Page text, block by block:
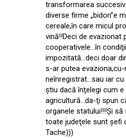
transformarea
diverse firme „bidon”e
cereale,în care micul
vină!!Deci de evazionat
cooperativele…în
impozitată…deci doar
s-ar putea
neînregistrat…sau iar cu
ştiu dacă înţelegi cum
agricultură…da-ţi spun
organele statului!!!Şi
toate judeţele sunt şefi
Tache)))